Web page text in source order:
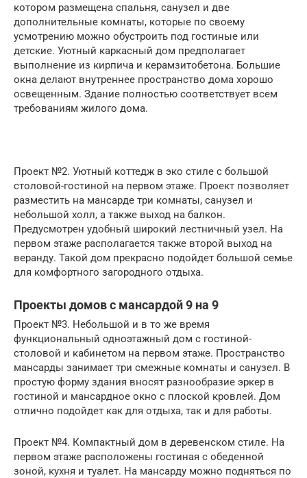
котором размещена спальня, санузел и две
дополнительные комнаты, которые по своему
усмотрению можно обустроить под гостиные или
детские. Уютный каркасный дом предполагает
выполнение из кирпича и керамзитобетона. Большие
окна делают внутреннее пространство дома хорошо
освещенным. Здание полностью соответствует всем
требованиям жилого дома.
Проект №2. Уютный коттедж в эко стиле с большой
столовой-гостиной на первом этаже. Проект позволяет
разместить на мансарде три комнаты, санузел и
небольшой холл, а также выход на балкон.
Предусмотрен удобный широкий лестничный узел. На
первом этаже располагается также второй выход на
веранду. Такой дом прекрасно подойдет большой семье
для комфортного загородного отдыха.
Проекты домов с мансардой 9 на 9
Проект №3. Небольшой и в то же время
функциональный одноэтажный дом с гостиной-
столовой и кабинетом на первом этаже. Пространство
мансарды занимает три смежные комнаты и санузел. В
простую форму здания вносят разнообразие эркер в
гостиной и мансардное окно с плоской кровлей. Дом
отлично подойдет как для отдыха, так и для работы.
Проект №4. Компактный дом в деревенском стиле. На
первом этаже расположены гостиная с обеденной
зоной, кухня и туалет. На мансарду можно подняться по